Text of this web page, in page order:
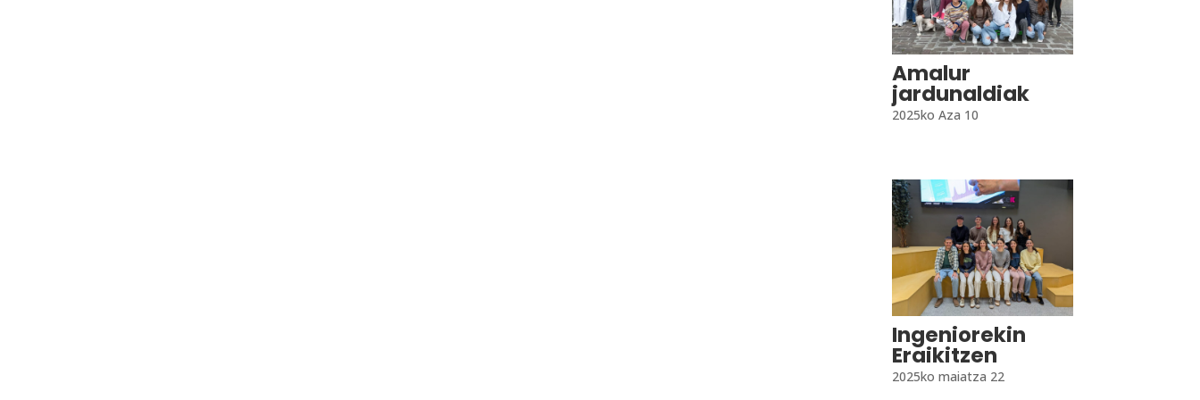
Amalur
jardunaldiak
2025ko Aza 10
Ingeniorekin
Eraikitzen
2025ko maiatza 22